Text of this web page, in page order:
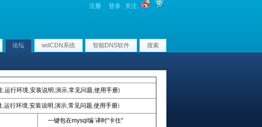
注册 登录 关注:
论坛 wdCDN系统 智能DNS软件 搜索
,运行环境,安装说明 ,演示,常见问题,使用手册)
,运行环境,安装说明 ,演示,常见问题,使用手册)
一键包在mysql编 译时"卡住"